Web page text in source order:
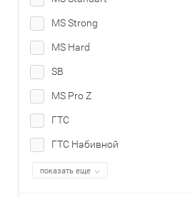
MS Strong
MS Hard
SB
MS Pro Z
ГТС
ГТС Набивной
показать еще